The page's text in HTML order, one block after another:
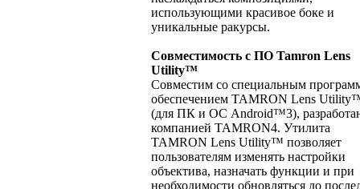
использующими красивое боке и
уникальные ракурсы.
Совместимость с ПО Tamron Lens
Utility™
Cовместим со специальным
обеспечением TAMRON Lens
(для ПК и ОС Android™3),
компанией TAMRON4. Утилита
TAMRON Lens Utility™ позволяет
пользователям изменять настройки
объектива, назначать функции и при
необходимости обновляться до